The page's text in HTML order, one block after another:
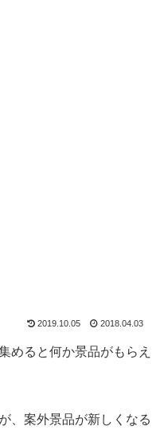
2019.10.05 2018.04.03
めると何か景品がもらえ
、案外景品が新しくなる